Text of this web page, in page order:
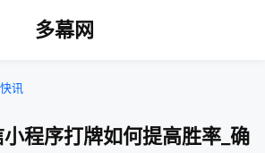
多幕网
讯
程序打牌如何提高胜率_确